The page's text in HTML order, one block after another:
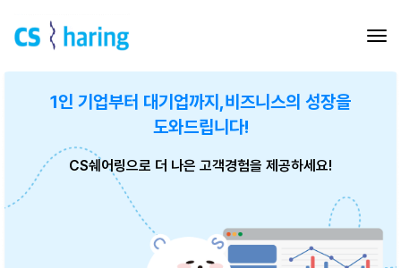
1인 기업부터 대기업까지,비즈니스의 성장을
도와드립니다!
CS쉐어링으로 더 나은 고객경험을 제공하세요!